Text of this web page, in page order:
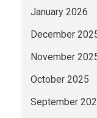
January 2026
December
November
October 2025
September